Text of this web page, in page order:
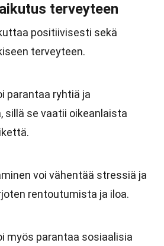
terveyteen
positiivisesti sekä
terveyteen.
parantaa ryhtiä ja
sillä se vaatii oikeanlaista
voi vähentää stressiä ja
rentoutumista ja iloa.
myös parantaa sosiaalisia